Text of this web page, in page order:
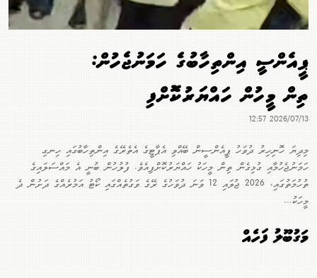
ޕީއެންސީ އިންތިހާބުގެ ހަމަނުޖެހުން:
ތިން މީހުން ހައްޔަރުކޮށްފި
2026/07/13 12:57
މިދިޔަ ހޮނިހިރު ދުވަހު ޕީއެންސީން ބޭއްވި އެޕާޓީގެ އެތެރޭގެ އިންތިހާބުގައި ހިނގި
ހަމަނުޖެހުމާއި ގުޅިގެން ތިން މީހަކު ހައްޔަރުކޮށްފިއެވެ. ފުލުހުން ބުނީ އެ މައްސަލައިގެ
ތުހުމަތުގައި، 2026 ޖުލައި 12 ވަނަ ދުވަހުގެ ރޭގެ ވަގުތެއްގައި ކޯޓު އަމުރެއްގެ ދަށުން ދެ
މީހަކު...
މަގުބޫލު ފަހެއް